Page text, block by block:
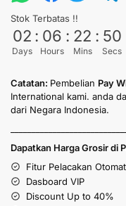
Stok Terbatas !!
02
Days
: 06
Hours
: 22
Mins
: 50
Secs
Catatan: Pembelian Pay
International kami. anda
dari Negara Indonesia.
Dapatkan Harga Grosir di
Fitur Pelacakan
Dasboard VIP
Discount Up to 40%